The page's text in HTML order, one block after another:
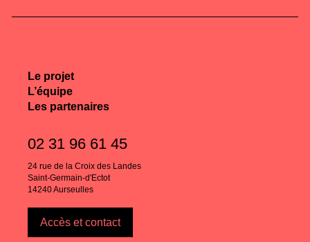
Le projet
L’équipe
Les partenaires
02 31 96 61 45
24 rue de la Croix des Landes
Saint-Germain-d'Ectot
14240 Aurseulles
Accès et contact